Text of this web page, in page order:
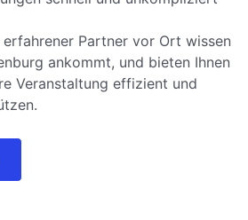
erfahrener Partner vor Ort wissen
ankommt, und bieten Ihnen
Veranstaltung effizient und